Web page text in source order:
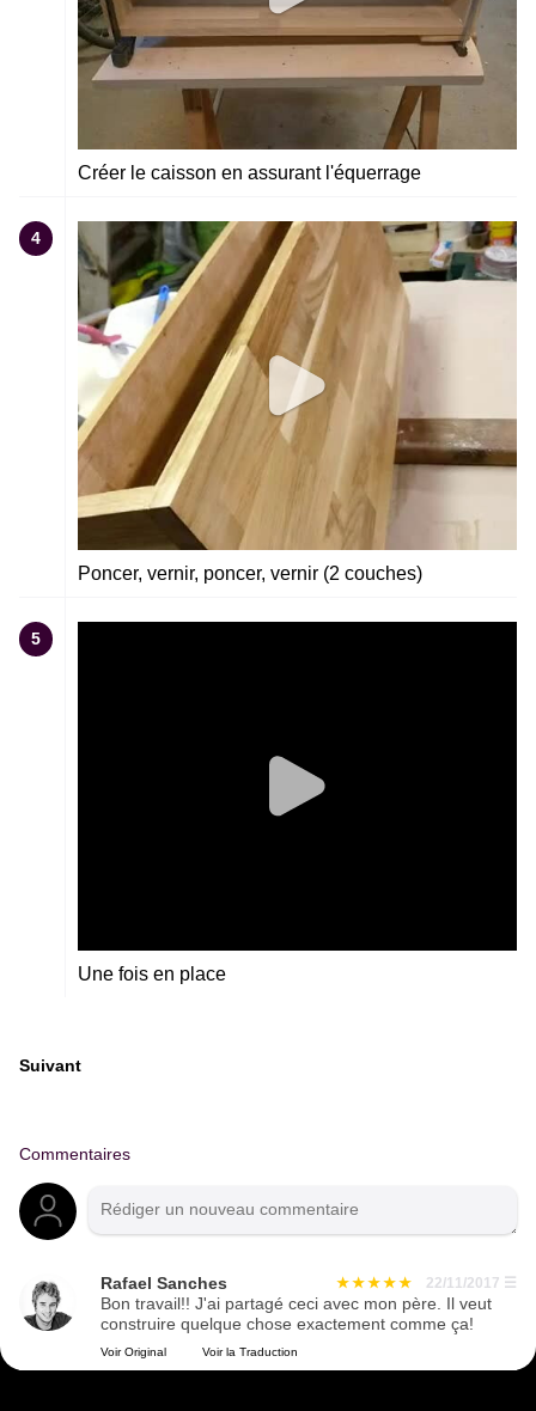
Créer le caisson en assurant l'équerrage
4
Poncer, vernir, poncer, vernir (2 couches)
5
Une fois en place
Suivant
Commentaires
Rafael Sanches 22/11/2017 ☰
Bon travail!! J'ai partagé ceci avec mon père. Il veut
construire quelque chose exactement comme ça!
Voir Original Voir la Traduction